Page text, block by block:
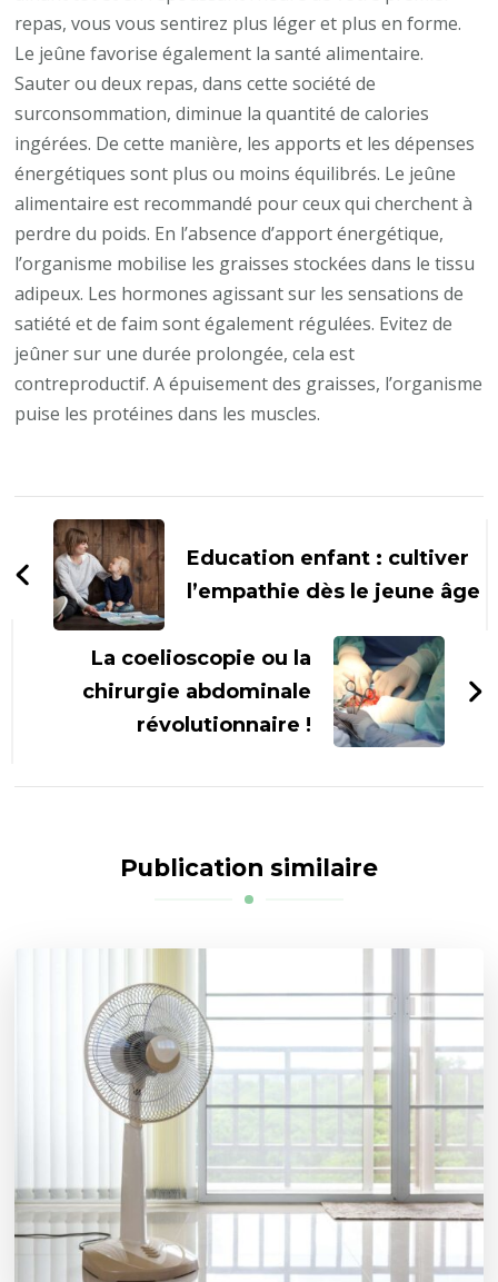
repas, vous vous sentirez plus léger et plus en forme.
Le jeûne favorise également la santé alimentaire.
Sauter ou deux repas, dans cette société de
surconsommation, diminue la quantité de calories
ingérées. De cette manière, les apports et les dépenses
énergétiques sont plus ou moins équilibrés. Le jeûne
alimentaire est recommandé pour ceux qui cherchent à
perdre du poids. En l’absence d’apport énergétique,
l’organisme mobilise les graisses stockées dans le tissu
adipeux. Les hormones agissant sur les sensations de
satiété et de faim sont également régulées. Evitez de
jeûner sur une durée prolongée, cela est
contreproductif. A épuisement des graisses, l’organisme
puise les protéines dans les muscles.
Navigation
d'article
Education enfant : cultiver
l’empathie dès le jeune âge
La coelioscopie ou la
chirurgie abdominale
révolutionnaire !
Publication similaire